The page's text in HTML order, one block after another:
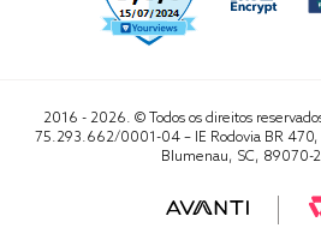
2016 - 2026. © Todos os direitos
75.293.662/0001-04 – IE Rodovia BR 470,
Blumenau, SC, 89070-